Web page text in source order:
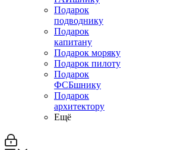
Подарок
подводнику
Подарок
капитану
Подарок моряку
Подарок пилоту
Подарок
ФСБшнику
Подарок
архитектору
Ещё